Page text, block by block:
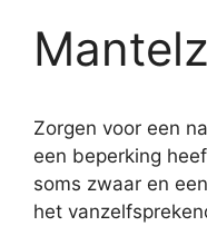
Zorgen voor een
een beperking
soms zwaar en
het